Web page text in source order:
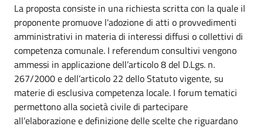
La proposta consiste in una richiesta scritta con la quale il
proponente promuove l'adozione di atti o provvedimenti
amministrativi in materia di interessi diffusi o collettivi di
competenza comunale. I referendum consultivi vengono
ammessi in applicazione dell’articolo 8 del D.Lgs. n.
267/2000 e dell’articolo 22 dello Statuto vigente, su
materie di esclusiva competenza locale. I forum tematici
permettono alla società civile di partecipare
all’elaborazione e definizione delle scelte che riguardano